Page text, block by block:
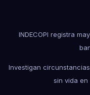
INDECOPI registra
Investigan
sin vida en